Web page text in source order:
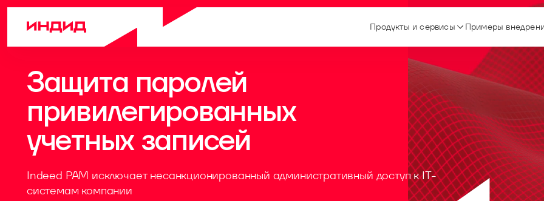
Продукты и сервисы Примеры
Защита паролей
привилегированных
учетных записей
Indeed PAM исключает несанкционированный административный доступ к IT-
системам компании